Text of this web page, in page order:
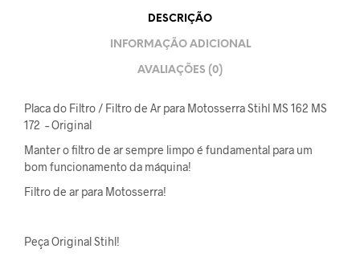
DESCRIÇÃO
INFORMAÇÃO ADICIONAL
AVALIAÇÕES (0)
Placa do Filtro / Filtro de Ar para Motosserra Stihl MS 162 MS
172 – Original
Manter o filtro de ar sempre limpo é fundamental para um
bom funcionamento da máquina!
Filtro de ar para Motosserra!
Peça Original Stihl!